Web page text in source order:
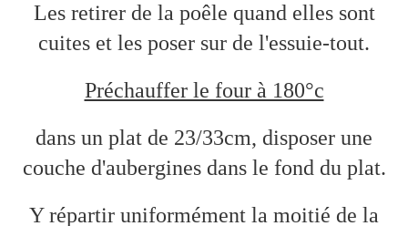
Les retirer de la poêle quand elles sont
cuites et les poser sur de l'essuie-tout.
Préchauffer le four à 180°c
dans un plat de 23/33cm, disposer une
couche d'aubergines dans le fond du plat.
Y répartir uniformément la moitié de la